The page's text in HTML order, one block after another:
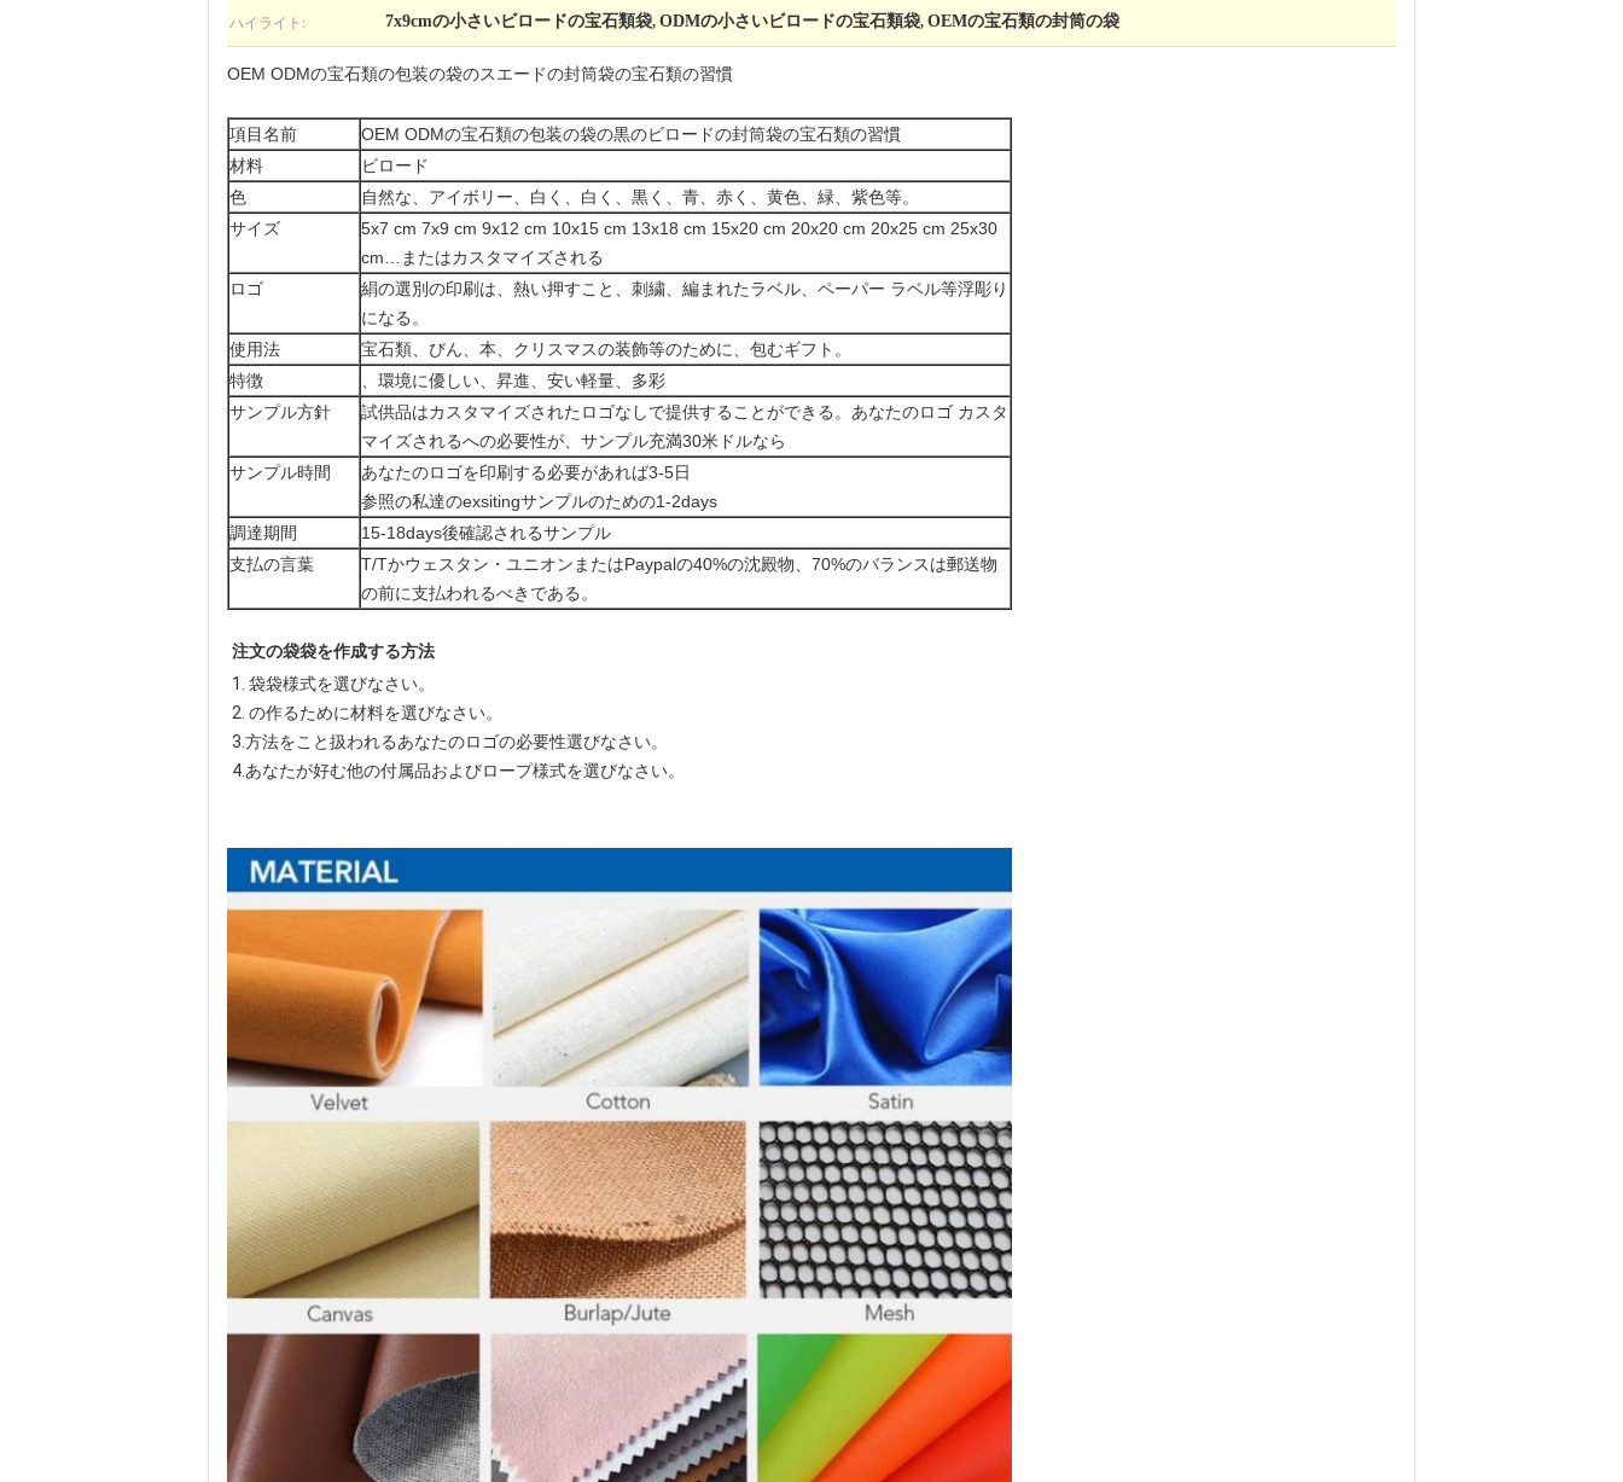
ハイライト: 7x9cmの小さいビロードの宝石類袋, ODMの小さいビロードの宝石類袋, OEMの宝石類の封筒の袋
OEM ODMの宝石類の包装の袋のスエードの封筒袋の宝石類の習慣
項目名前
OEM ODMの宝石類の包装の袋の黒のビロードの封筒袋の宝石類の習慣
材料
ビロード
色
自然な、アイボリー、白く、白く、黒く、青、赤く、黄色、緑、紫色等。
サイズ
5x7 cm 7x9 cm 9x12 cm 10x15 cm 13x18 cm 15x20 cm 20x20 cm 20x25 cm 25x30
cm…またはカスタマイズされる
ロゴ
絹の選別の印刷は、熱い押すこと、刺繍、編まれたラベル、ペーパー ラベル等浮彫り
になる。
使用法
宝石類、びん、本、クリスマスの装飾等のために、包むギフト。
特徴
、環境に優しい、昇進、安い軽量、多彩
サンプル方針
試供品はカスタマイズされたロゴなしで提供することができる。あなたのロゴ カスタ
マイズされるへの必要性が、サンプル充満30米ドルなら
サンプル時間
あなたのロゴを印刷する必要があれば3-5日
参照の私達のexsitingサンプルのための1-2days
調達期間
15-18days後確認されるサンプル
支払の言葉
T/Tかウェスタン・ユニオンまたはPaypalの40%の沈殿物、70%のバランスは郵送物
の前に支払われるべきである。
注文の袋袋を作成する方法
1. 袋袋様式を選びなさい。
2. の作るために材料を選びなさい。
3.方法をこと扱われるあなたのロゴの必要性選びなさい。
4.あなたが好む他の付属品およびロープ様式を選びなさい。